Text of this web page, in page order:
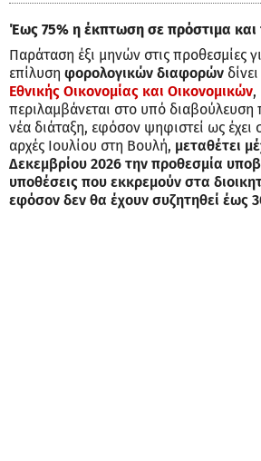
Έως 75% η έκπτωση σε πρόστιμα και
Παράταση έξι μηνών στις προθεσμίες
επίλυση φορολογικών διαφορών
Εθνικής Οικονομίας και Οικονομικών,
περιλαμβάνεται στο υπό διαβούλευση
νέα διάταξη, εφόσον ψηφιστεί ως έχει
αρχές Ιουλίου στη Βουλή, μεταθέτει
Δεκεμβρίου 2026 την προθεσμία
υποθέσεις που εκκρεμούν στα
εφόσον δεν θα έχουν συζητηθεί έως